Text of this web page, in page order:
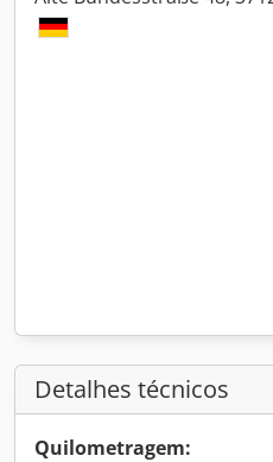
Detalhes técnicos
Quilometragem: